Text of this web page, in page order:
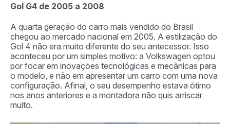
Gol G4 de 2005 a 2008
A quarta geração do carro mais vendido do Brasil
chegou ao mercado nacional em 2005. A estilização do
Gol 4 não era muito diferente do seu antecessor. Isso
aconteceu por um simples motivo: a Volkswagen optou
por focar em inovações tecnológicas e mecânicas para
o modelo, e não em apresentar um carro com uma nova
configuração. Afinal, o seu desempenho estava ótimo
nos anos anteriores e a montadora não quis arriscar
muito.